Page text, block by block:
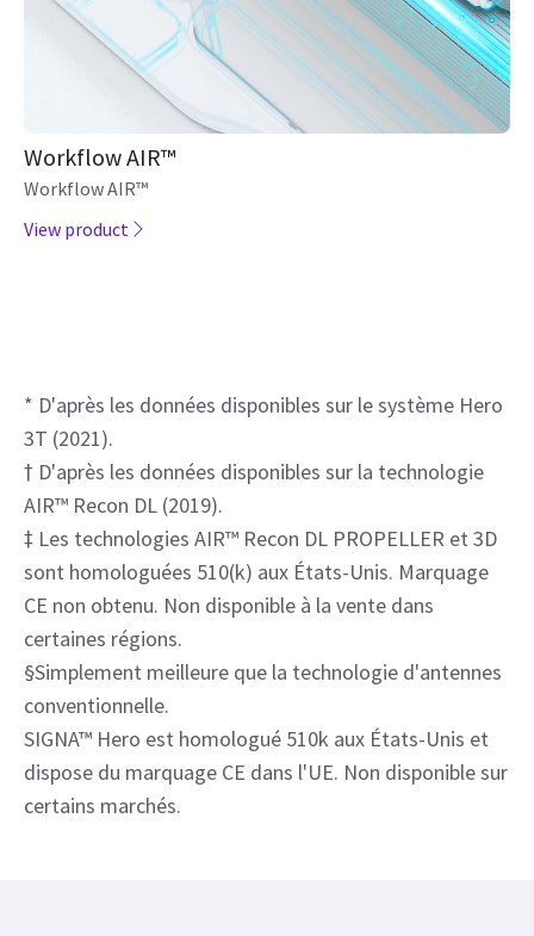
Workflow AIR™
Workflow AIR™
View product
* D'après les données disponibles sur le système Hero
3T (2021).
† D'après les données disponibles sur la technologie